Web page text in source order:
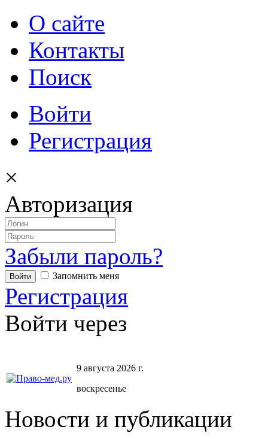
О сайте
Контакты
Поиск
Войти
Регистрация
×
Авторизация
Забыли пароль?
Запомнить меня
Регистрация
Войти через
9 августа 2026 г.
воскресенье
Новости и публикации